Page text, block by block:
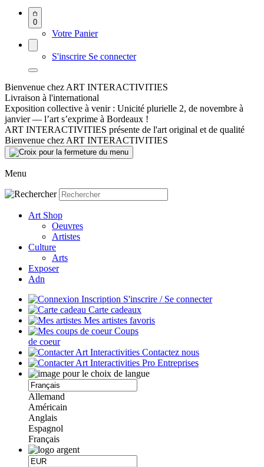
0
Votre Panier
S'inscrire Se connecter
Bienvenue chez ART INTERACTIVITIES
Livraison à l'international
Exposition collective à venir : Unicité plurielle 2, de novembre à
janvier — l’art s’exprime à Bordeaux !
ART INTERACTIVITIES présente de l'art original et de qualité
Bienvenue chez ART INTERACTIVITIES
Menu
Art Shop
Oeuvres
Artistes
Culture
Arts
Exposer
Adn
S'inscrire / Se connecter
Carte cadeaux
Mes artistes favoris
Coups
de coeur
Contactez nous
Entreprises
Allemand
Américain
Anglais
Espagnol
Français